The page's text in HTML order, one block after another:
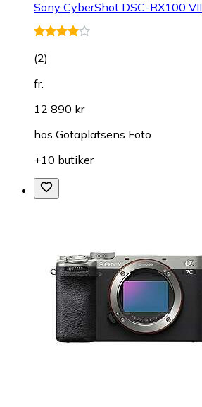
Sony CyberShot DSC-RX100 VII
(2)
fr.
12 890 kr
hos Götaplatsens Foto
+10 butiker